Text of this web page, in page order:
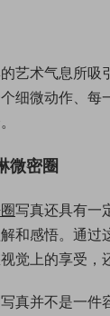
艺术气息所吸
细微动作、
微密圈
写真还具有一
和感悟。通过
觉上的享受，
真并不是一件